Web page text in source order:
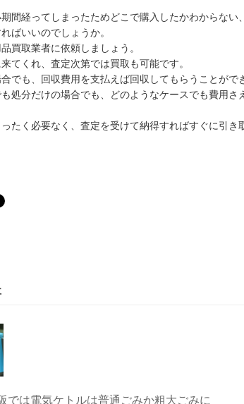
間経ってしまったためどこで購入したかわからな
ばいいのでしょうか。
買取業者に依頼しましょう。
てくれ、査定次第では買取も可能です。
でも、回収費用を支払えば回収してもらうことがで
処分だけの場合でも、どのようなケースでも費用
たく必要なく、査定を受けて納得すればすぐに引き
では電気ケトルは普通ごみか粗大ごみに